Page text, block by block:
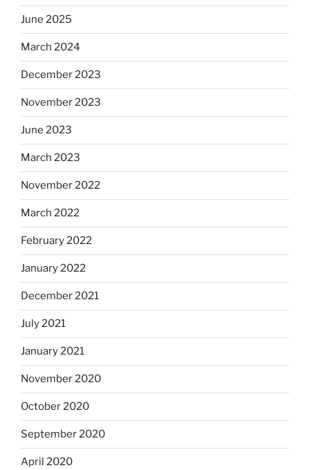
June 2025
March 2024
December 2023
November 2023
June 2023
March 2023
November 2022
March 2022
February 2022
January 2022
December 2021
July 2021
January 2021
November 2020
October 2020
September 2020
April 2020